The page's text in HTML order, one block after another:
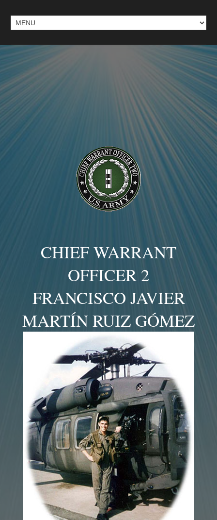
CHIEF WARRANT
OFFICER 2
FRANCISCO JAVIER
MARTÍN RUIZ GÓMEZ